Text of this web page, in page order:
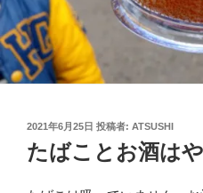
投
稿
日:
2021年6月25日 投稿者: ATSUSHI
たばことお酒は